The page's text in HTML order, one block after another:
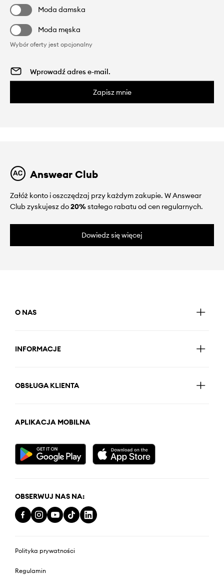
Moda damska
Moda męska
Wybór oferty jest opcjonalny
Zapisz mnie
Answear Club
Załóż konto i oszczędzaj przy każdym zakupie. W Answear
Club zyskujesz do20%stałego rabatu od cen regularnych.
Dowiedz się więcej
O NAS
INFORMACJE
OBSŁUGA KLIENTA
APLIKACJA MOBILNA
OBSERWUJ NAS NA:
Polityka prywatności
Regulamin